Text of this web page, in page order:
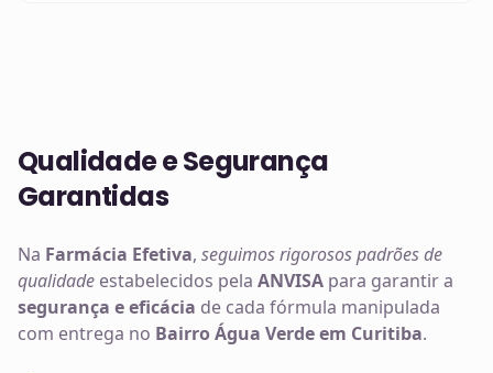
Qualidade e Segurança
Garantidas
Na Farmácia Efetiva, seguimos rigorosos padrões de
qualidade estabelecidos pela ANVISA para garantir a
segurança e eficácia de cada fórmula manipulada
com entrega no Bairro Água Verde em Curitiba.